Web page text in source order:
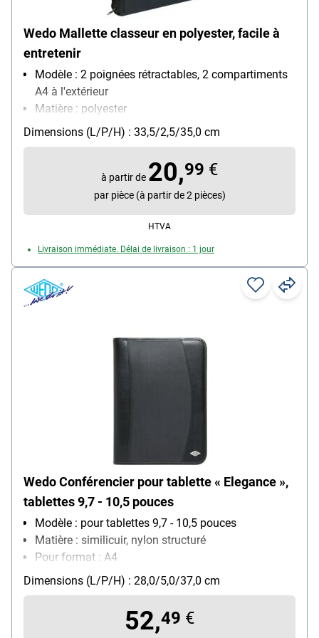
Wedo Mallette classeur en polyester, facile à
entretenir
Modèle : 2 poignées rétractables, 2 compartiments
A4 à l'extérieur
Matière : polyester
Pour format : A4
Poids : 0.511 kg
Dimensions (L/P/H) : 33,5/2,5/35,0 cm
à partir de 20,99 €
par pièce (à partir de 2 pièces)
HTVA
Livraison immédiate. Délai de livraison : 1 jour
Wedo Conférencier pour tablette « Elegance »,
tablettes 9,7 - 10,5 pouces
Modèle : pour tablettes 9,7 - 10,5 pouces
Matière : similicuir, nylon structuré
Pour format : A4
Poids : 1.14 kg
Dimensions (L/P/H) : 28,0/5,0/37,0 cm
52,49 €